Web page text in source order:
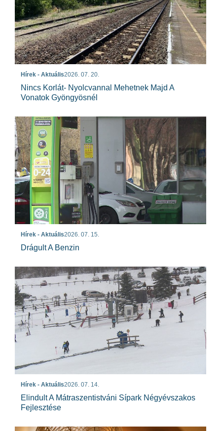
Hírek - Aktuális2026. 07. 20.
Nincs Korlát- Nyolcvannal Mehetnek Majd A
Vonatok Gyöngyösnél
Hírek - Aktuális2026. 07. 15.
Drágult A Benzin
Hírek - Aktuális2026. 07. 14.
Elindult A Mátraszentistváni Sípark Négyévszakos
Fejlesztése